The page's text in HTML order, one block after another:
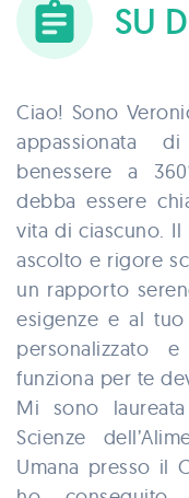
SU
Ciao! Sono
appassionata
benessere a
debba essere
vita di ciascuno.
ascolto e rigore
un rapporto
esigenze e al
personalizzato
funziona per te
Mi sono
Scienze
Umana presso il